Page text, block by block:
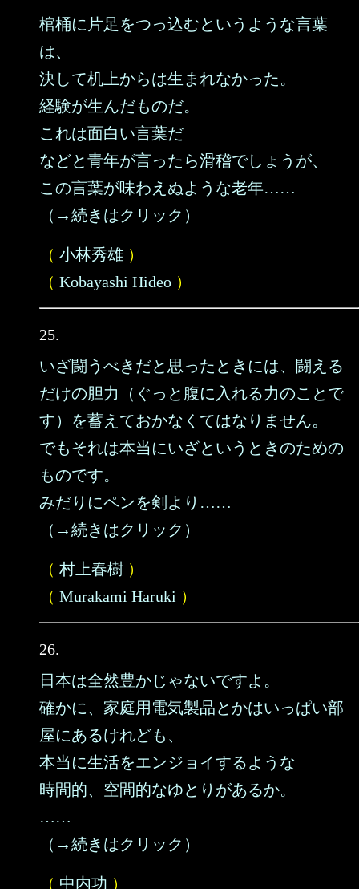
棺桶に片足をつっ込むというような言葉
は、
決して机上からは生まれなかった。
経験が生んだものだ。
これは面白い言葉だ
などと青年が言ったら滑稽でしょうが、
この言葉が味わえぬような老年……
（→続きはクリック）
（ 小林秀雄 ）
（ Kobayashi Hideo ）
25.
いざ闘うべきだと思ったときには、闘える
だけの胆力（ぐっと腹に入れる力のことで
す）を蓄えておかなくてはなりません。
でもそれは本当にいざというときのための
ものです。
みだりにペンを剣より……
（→続きはクリック）
（ 村上春樹 ）
（ Murakami Haruki ）
26.
日本は全然豊かじゃないですよ。
確かに、家庭用電気製品とかはいっぱい部
屋にあるけれども、
本当に生活をエンジョイするような
時間的、空間的なゆとりがあるか。
……
（→続きはクリック）
（ 中内功 ）